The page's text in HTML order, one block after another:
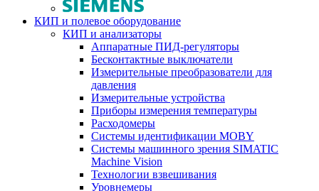
КИП и полевое оборудование
КИП и анализаторы
Аппаратные ПИД-регуляторы
Бесконтактные выключатели
Измерительные преобразователи для
давления
Измерительные устройства
Приборы измерения температуры
Расходомеры
Системы идентификации MOBY
Системы машинного зрения SIMATIC
Machine Vision
Технологии взвешивания
Уровнемеры